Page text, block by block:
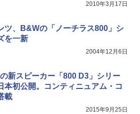
2010年3月17日
ツ、B&Wの「ノーチラス800」シ
を一新
2004年12月6日
新スピーカー「800 D3」シリー
本初公開。コンティニュアム・コ
載
2015年9月25日